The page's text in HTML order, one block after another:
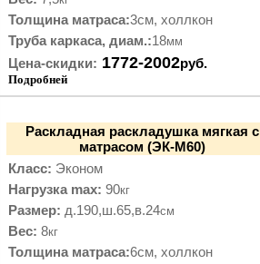
Толщина матраса:3см, холлкон
Труба каркаса, диам.:18мм
Цена-скидки: 1772-2002руб.
Подробней
Раскладная раскладушка мягкая с
матрасом (ЭК-М60)
Класс: Эконом
Нагрузка max: 90кг
Размер: д.190,ш.65,в.24см
Вес: 8кг
Толщина матраса:6см, холлкон